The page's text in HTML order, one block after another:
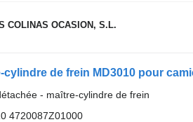
COLINAS OCASION, S.L.
cylindre de frein MD3010 pour
- maître-cylindre de frein
4720087Z01000